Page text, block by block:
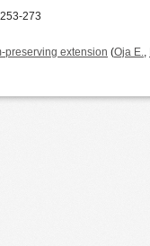
273
preserving extension (Oja E.,